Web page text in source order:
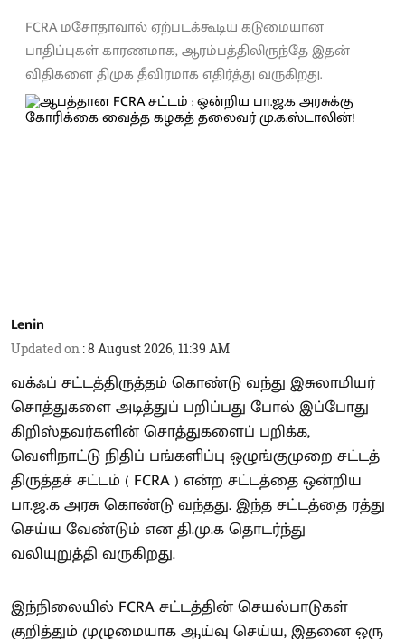
FCRA மசோதாவால் ஏற்படக்கூடிய கடுமையான
பாதிப்புகள் காரணமாக, ஆரம்பத்திலிருந்தே இதன்
விதிகளை திமுக தீவிரமாக எதிர்த்து வருகிறது.
Lenin
Updated on :8 August 2026, 11:39 AM
வக்ஃப் சட்டத்திருத்தம் கொண்டு வந்து இசுலாமியர்
சொத்துகளை அடித்துப் பறிப்பது போல் இப்போது
கிறிஸ்தவர்களின் சொத்துகளைப் பறிக்க,
வெளிநாட்டு நிதிப் பங்களிப்பு ஒழுங்குமுறை சட்டத்
திருத்தச் சட்டம் ( FCRA ) என்ற சட்டத்தை ஒன்றிய
பா.ஜ.க அரசு கொண்டு வந்தது. இந்த சட்டத்தை ரத்து
செய்ய வேண்டும் என தி.மு.க தொடர்ந்து
வலியுறுத்தி வருகிறது.
இந்நிலையில் FCRA சட்டத்தின் செயல்பாடுகள்
குறித்தும் முழுமையாக ஆய்வு செய்ய, இதனை ஒரு